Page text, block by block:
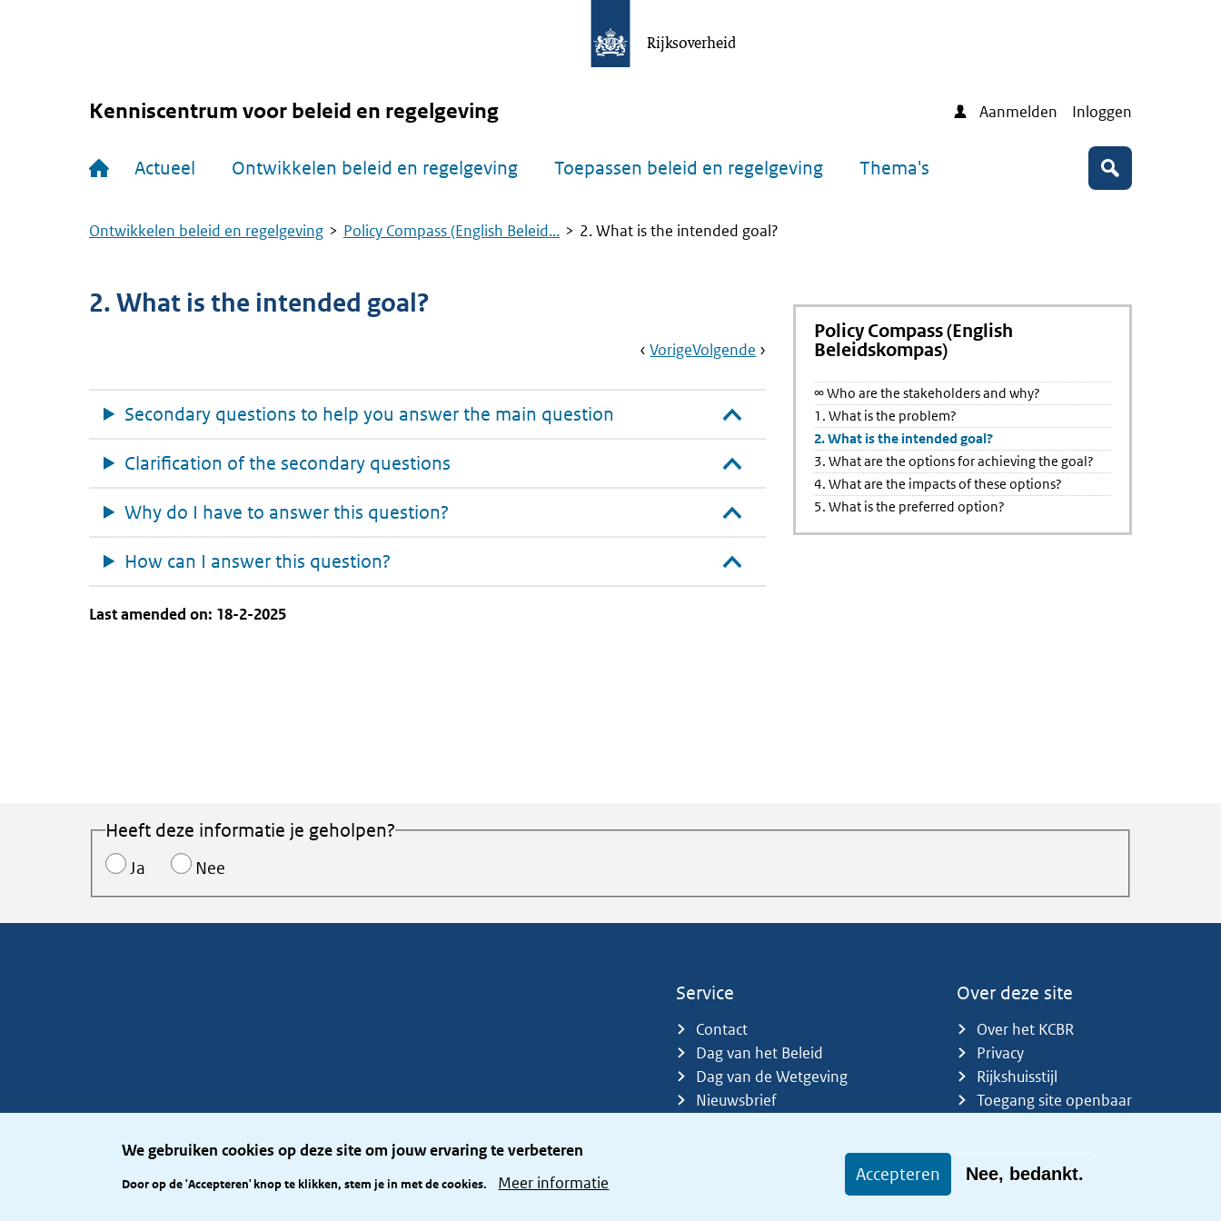
We gebruiken cookies op deze site om jouw ervaring te verbeteren
Door op de 'Accepteren' knop te klikken, stem je in met de cookies. Meer informatie Accepteren Nee, bedankt.
Rijksoverheid
Kenniscentrum voor beleid en regelgeving Aanmelden Inloggen
Actueel Ontwikkelen beleid en regelgeving Toepassen beleid en regelgeving Thema's Zoeken
Kruimelpad
Ontwikkelen beleid en regelgeving Policy Compass (English Beleid... 2. What is the intended goal?
2. What is the intended goal?
Book
Ga
VorigePagina:
What
Problem?
Ga
Volgende Pagina:
What
Options
Achieving
The
Secondary questions to help you answer the main question
Clarification of the secondary questions
Why do I have to answer this question?
How can I answer this question?
Last amended on: 18-2-2025
Policy Compass (English
Beleidskompas)
∞ Who are the stakeholders and why?
1. What is the problem?
2. What is the intended goal?
3. What are the options for achieving the goal?
4. What are the impacts of these options?
5. What is the preferred option?
Heeft deze informatie je geholpen?
Ja Nee
Service
Contact
Dag van het Beleid
Dag van de Wetgeving
Nieuwsbrief
Over deze site
Over het KCBR
Privacy
Rijkshuisstijl
Toegang site openbaar